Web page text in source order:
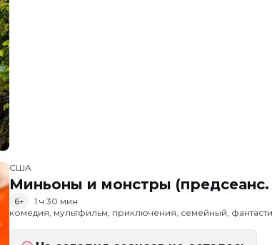
США
Миньоны и монстры
6+
1 ч 30 мин
комедия, мультфильм, приключения, семейный,